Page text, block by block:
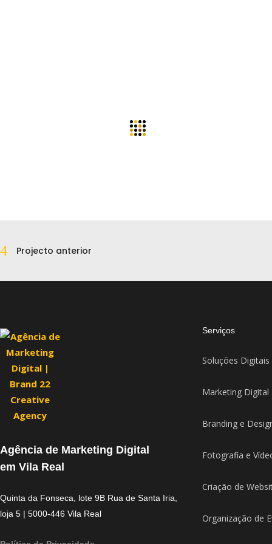
Projecto anterior
Agência de Marketing Digital
em Vila Real
Quinta da Fonseca, lote 9B Rua de Santa Iria,
loja 5 | 5000-446 Vila Real
Serviços
Soluções Digitais
Marketing Digital
Branding e
Fotografia e
Criação de
Organização de